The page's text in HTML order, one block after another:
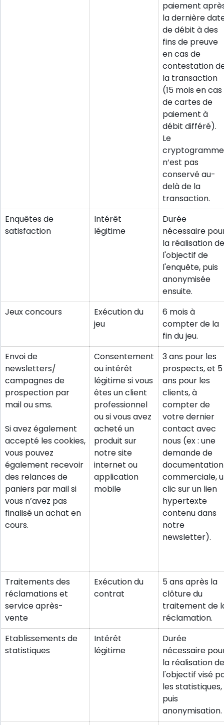
paiement
la dernière
de débit à des
fins de preuve
en cas de
contestation
la transaction
(15 mois en cas
de cartes de
paiement à
débit différé).
Le
cryptogramme
n’est pas
conservé au-
delà de la
transaction.
Enquêtes de
satisfaction
Intérêt
légitime
Durée
nécessaire
la réalisation de
l'objectif de
l'enquête, puis
anonymisée
ensuite.
Jeux concours
Exécution du
jeu
6 mois à
compter de la
fin du jeu.
Envoi de
newsletters/
campagnes de
prospection par
mail ou sms.
Si avez également
accepté les cookies,
vous pouvez
également recevoir
des relances de
paniers par mail si
vous n’avez pas
finalisé un achat en
cours.
Consentement
ou intérêt
légitime si vous
êtes un client
professionnel
ou si vous avez
acheté un
produit sur
notre site
internet ou
application
mobile
3 ans pour les
prospects, et 5
ans pour les
clients, à
compter de
votre dernier
contact avec
nous (ex : une
demande de
documentation
commerciale,
clic sur un lien
hypertexte
contenu dans
notre
newsletter).
Traitements des
réclamations et
service après-
vente
Exécution du
contrat
5 ans après la
clôture du
traitement de
réclamation.
Etablissements de
statistiques
Intérêt
légitime
Durée
nécessaire
la réalisation de
l'objectif visé
les statistiques,
puis
anonymisation.